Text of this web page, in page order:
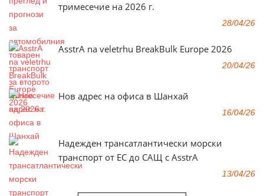
тримесечие на 2026 г.
28/04/26
AsstrA na veletrhu BreakBulk Europe 2026
20/04/26
Нов адрес на офиса в Шанхай
16/04/26
Надежден трансатлантически морски
транспорт от ЕС до САЩ с AsstrA
13/04/26